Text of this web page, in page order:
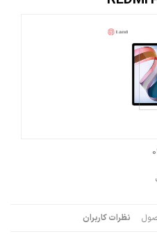
نظرات کاربران